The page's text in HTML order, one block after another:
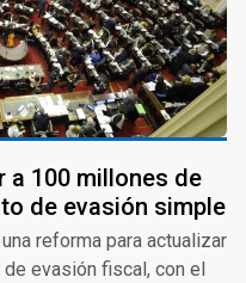
a 100 millones de
de evasión simple
reforma para actualizar
evasión fiscal, con el